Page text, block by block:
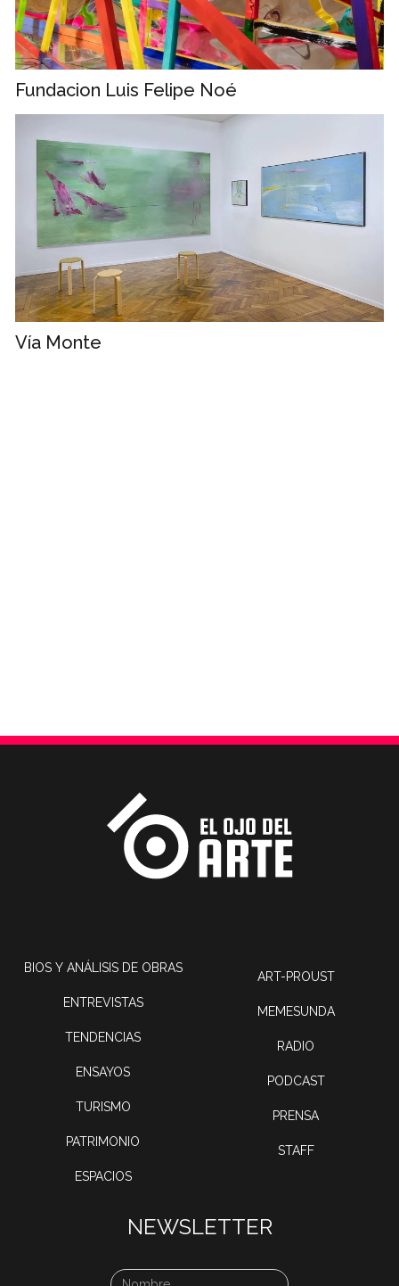
Fundacion Luis Felipe Noé
Vía Monte
BIOS Y ANÁLISIS DE OBRAS
ENTREVISTAS
TENDENCIAS
ENSAYOS
TURISMO
PATRIMONIO
ESPACIOS
ART-PROUST
MEMESUNDA
RADIO
PODCAST
PRENSA
STAFF
NEWSLETTER